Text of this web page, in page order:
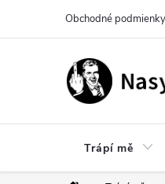
Obchodné podmienky
Trápí mě